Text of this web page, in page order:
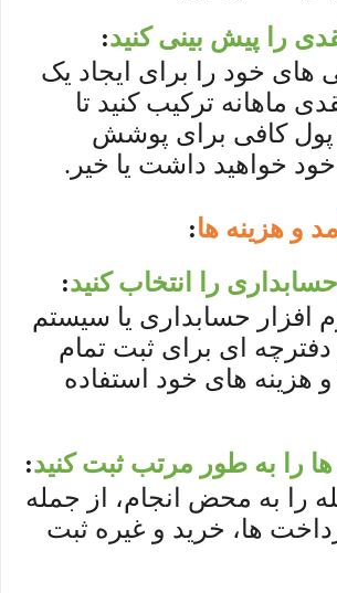
را پیش بینی کنید:
های خود را برای ایجاد یک
ماهانه ترکیب کنید تا
پول کافی برای پوشش
خواهید داشت یا خیر.
و هزینه ها:
را انتخاب کنید:
افزار حسابداری یا سیستم
ای برای ثبت تمام
و هزینه های خود استفاده
را به طور مرتب ثبت کنید:
را به محض انجام، از جمله
ها، خرید و غیره ثبت